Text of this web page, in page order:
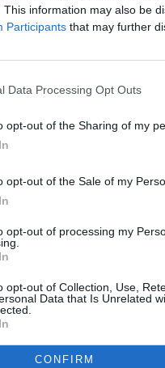
This information may also be
Participants that may further
Data Processing Opt Outs
opt-out of the Sharing of my
opt-out of the Sale of my
opt-out of processing my
opt-out of Collection, Use,
Data that Is Unrelated
CONFIRM
/Creme Rezepte/
/Kiwi Rezepte/
Rezepte/